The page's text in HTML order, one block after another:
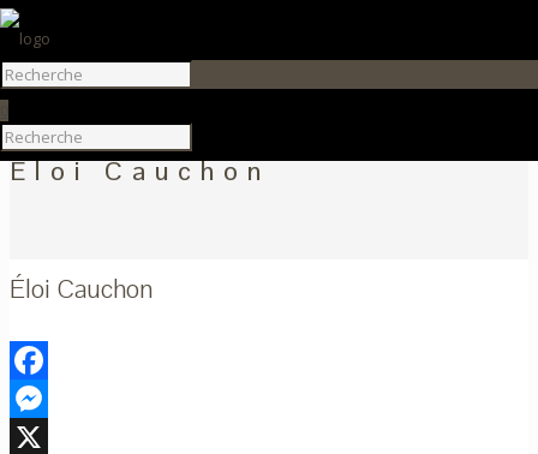
Éloi Cauchon
Éloi Cauchon
Facebook
Messenger